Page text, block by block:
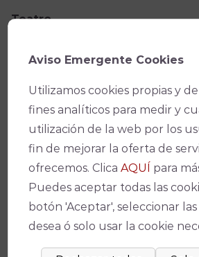
Teatro
08/05/2022-12:00
Precio
VER DOSSIER
Aviso Emergente Cookies
Utilizamos cookies propias y
fines analíticos para medir y
utilización de la web por los
fin de mejorar la oferta de
ofrecemos. ClicaAQUÍ
para
Puedes aceptar todas las
botón 'Aceptar', seleccionar
desea ó solo usar la cookie